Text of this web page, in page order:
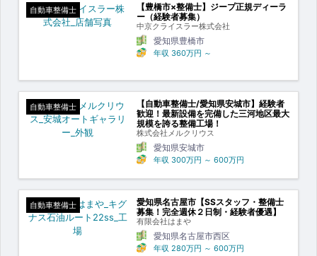
自動車整備士
【豊橋市×整備士】ジープ正規ディーラ
ー（経験者募集）
中京クライスラー株式会社
愛知県豊橋市
年収 360万円 ～
自動車整備士
【自動車整備士/愛知県安城市】経験者
歓迎！最新設備を完備した三河地区最大
規模を誇る整備工場！
株式会社メルクリウス
愛知県安城市
年収 300万円 ～ 600万円
自動車整備士
愛知県名古屋市【SSスタッフ・整備士
募集！完全週休２日制・経験者優遇】
有限会社はまや
愛知県名古屋市西区
年収 280万円 ～ 600万円